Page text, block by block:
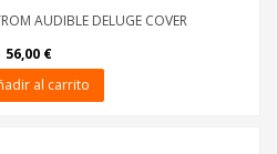
AUDIBLE DELUGE COVER
56,00 €
al carrito